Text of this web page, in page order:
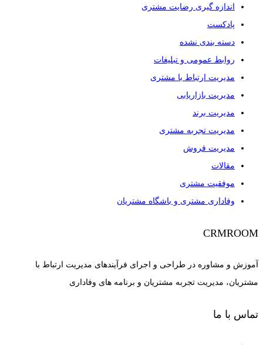
اندازه گیری رضایت مشتری
پادکست
دسته بندی نشده
روابط عمومی و تبلیغات
مدیریت ارتباط با مشتری
مدیریت بازاریابی
مدیریت برند
مدیریت تجربه مشتری
مدیریت فروش
مقالات
موفقیت مشتری
وفاداری مشتری و باشگاه مشتریان
CRMROOM
آموزش و مشاوره در طراحی و اجرای فرآیندهای مدیریت ارتباط با
مشتریان، مدیریت تجربه مشتریان و برنامه های وفاداری
تماس با ما